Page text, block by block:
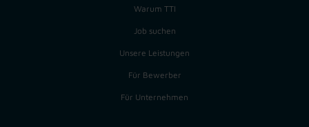
Warum TTI
Job suchen
Unsere Leistungen
Für Bewerber
Für Unternehmen